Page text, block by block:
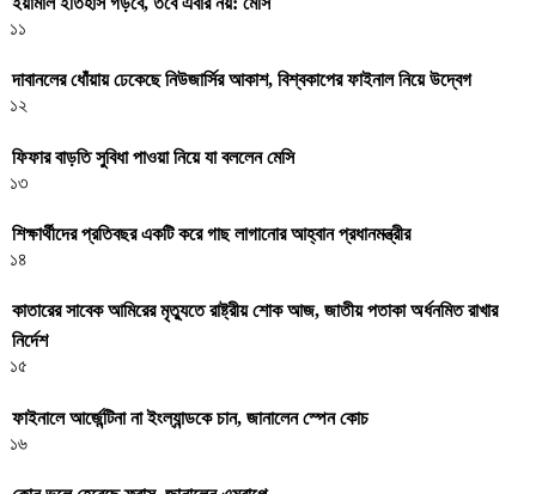
১১
দাবানলের ধোঁয়ায় ঢেকেছে নিউজার্সির আকাশ, বিশ্বকাপের ফাইনাল নিয়ে উদ্বেগ
১২
ফিফার বাড়তি সুবিধা পাওয়া নিয়ে যা বললেন মেসি
১৩
শিক্ষার্থীদের প্রতিবছর একটি করে গাছ লাগানোর আহ্বান প্রধানমন্ত্রীর
১৪
কাতারের সাবেক আমিরের মৃত্যুতে রাষ্ট্রীয় শোক আজ, জাতীয় পতাকা অর্ধনমিত রাখার
নির্দেশ
১৫
ফাইনালে আর্জেন্টিনা না ইংল্যান্ডকে চান, জানালেন স্পেন কোচ
১৬